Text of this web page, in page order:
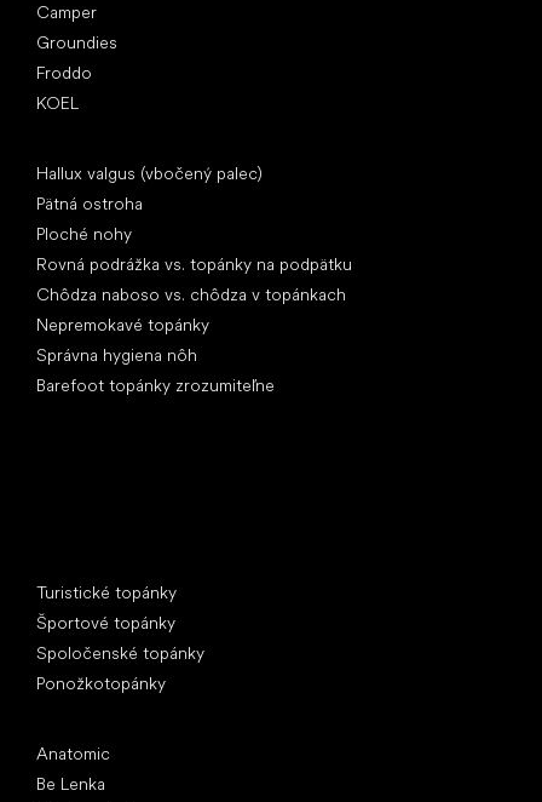
Camper
Groundies
Froddo
KOEL
Hallux valgus (vbočený palec)
Pätná ostroha
Ploché nohy
Rovná podrážka vs. topánky na podpätku
Chôdza naboso vs. chôdza v topánkach
Nepremokavé topánky
Správna hygiena nôh
Barefoot topánky zrozumiteľne
Turistické topánky
Športové topánky
Spoločenské topánky
Ponožkotopánky
Anatomic
Be Lenka